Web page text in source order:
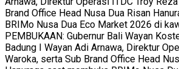
PEMBUKAAN: Gubernur Bali Wayan
Badung I Wayan Adi Arnawa, Direktur
Waroka, serta Sub Brand Office Head